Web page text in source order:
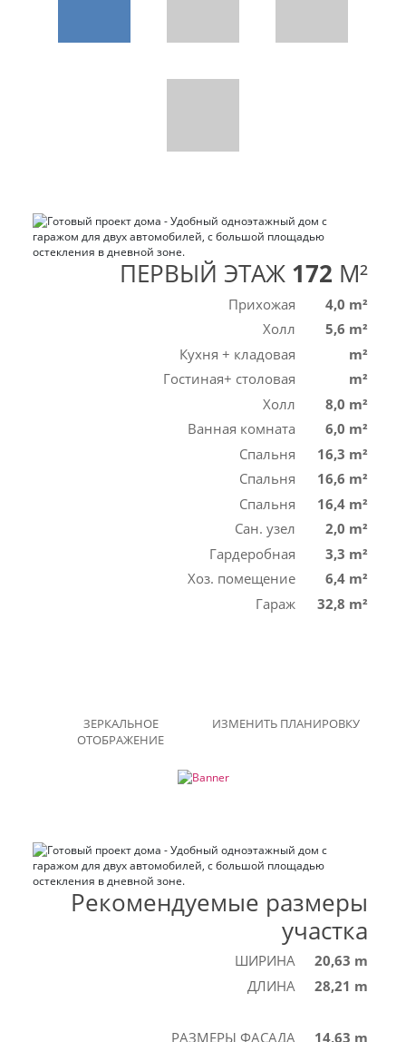
ПЕРВЫЙ ЭТАЖ 172 M²
Прихожая
4,0 m²
Холл
5,6 m²
Кухня + кладовая
m²
Гостиная+ столовая
m²
Холл
8,0 m²
Ванная комната
6,0 m²
Спальня
16,3 m²
Спальня
16,6 m²
Спальня
16,4 m²
Сан. узел
2,0 m²
Гардеробная
3,3 m²
Хоз. помещение
6,4 m²
Гараж
32,8 m²
ЗЕРКАЛЬНОЕ
ОТОБРАЖЕНИЕ
ИЗМЕНИТЬ ПЛАНИРОВКУ
Рекомендуемые размеры
участка
ШИРИНА
20,63 m
ДЛИНА
28,21 m
РАЗМЕРЫ ФАСАДА 14,63 m